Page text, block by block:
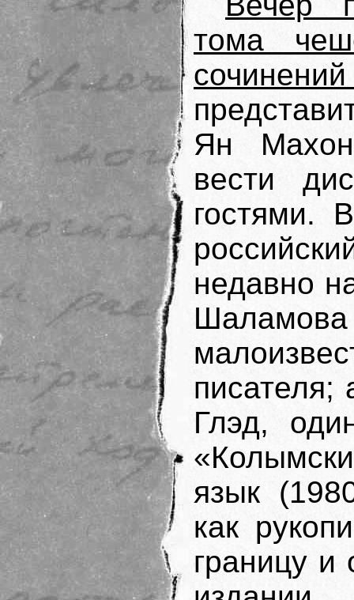
тома
Ян
вести
гостями.
недавно
писателя;
Глэд,
язык
как
границу и